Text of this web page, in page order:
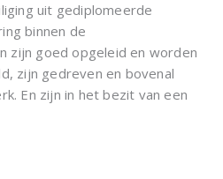
uit gediplomeerde
binnen de
zijn goed opgeleid en worden
zijn gedreven en bovenal
En zijn in het bezit van een